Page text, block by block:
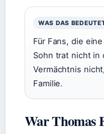
WAS DAS
Für Fans, die
Sohn trat nicht in
Vermächtnis
Familie.
War Thomas